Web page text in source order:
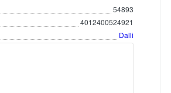
54893
4012400524921
Dalli